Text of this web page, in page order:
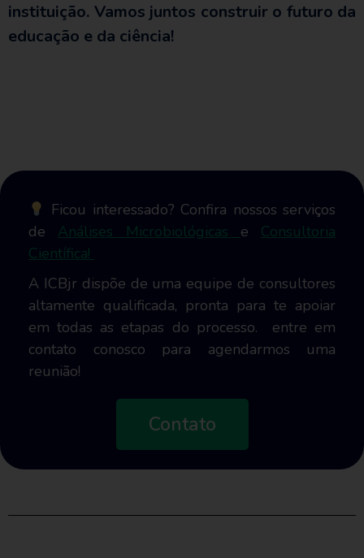
instituição. Vamos juntos construir o futuro da
educação e da ciência!
Ficou interessado? Confira nossos serviços
de Análises Microbiológicas e Consultoria
Científica!
A ICBjr dispõe de uma equipe de consultores
altamente qualificada, pronta para te apoiar
em todas as etapas do processo. entre em
contato conosco para agendarmos uma
reunião!
Contato